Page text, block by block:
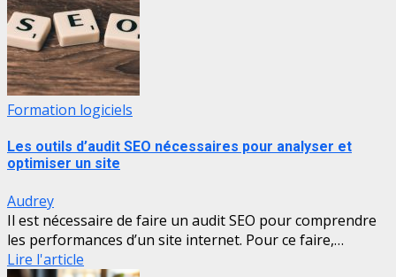
Formation logiciels
Les outils d’audit SEO nécessaires pour analyser et
optimiser un site
Audrey
Il est nécessaire de faire un audit SEO pour comprendre
les performances d’un site internet. Pour ce faire,…
Lire l'article